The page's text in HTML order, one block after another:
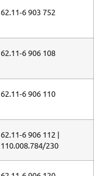
62.11-6 903 752
62.11-6 906 108
62.11-6 906 110
62.11-6 906 112 |
110.008.784/230